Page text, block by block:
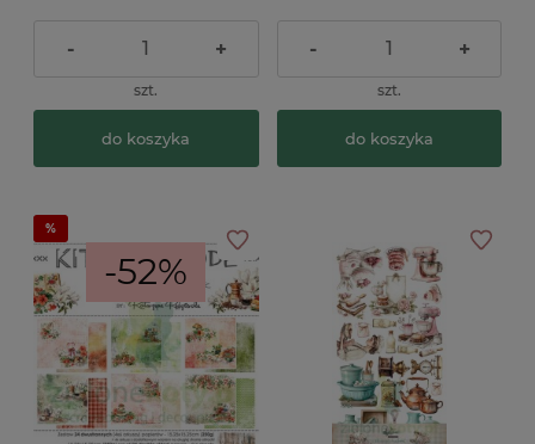
- +
szt.
do koszyka
- +
szt.
do koszyka
-52%